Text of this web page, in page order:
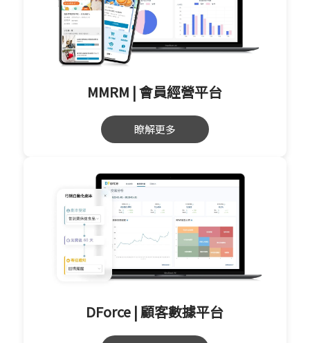
MMRM | 會員經營平台
瞭解更多
DForce | 顧客數據平台